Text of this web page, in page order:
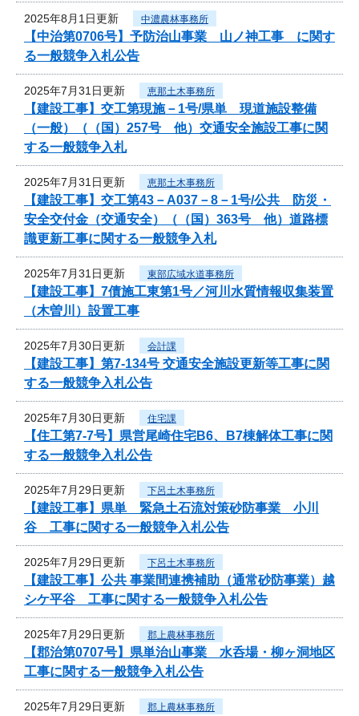
2025年8月1日更新 中濃農林事務所
【中治第0706号】予防治山事業 山ノ神工事 に関す
る一般競争入札公告
2025年7月31日更新 恵那土木事務所
【建設工事】交工第現施－1号/県単 現道施設整備
（一般）（（国）257号 他）交通安全施設工事に関
する一般競争入札
2025年7月31日更新 恵那土木事務所
【建設工事】交工第43－A037－8－1号/公共 防災・
安全交付金（交通安全）（（国）363号 他）道路標
識更新工事に関する一般競争入札
2025年7月31日更新 東部広域水道事務所
【建設工事】7債施工東第1号／河川水質情報収集装置
（木曽川）設置工事
2025年7月30日更新 会計課
【建設工事】第7-134号 交通安全施設更新等工事に関
する一般競争入札公告
2025年7月30日更新 住宅課
【住工第7-7号】県営尾崎住宅B6、B7棟解体工事に関
する一般競争入札公告
2025年7月29日更新 下呂土木事務所
【建設工事】県単 緊急土石流対策砂防事業 小川
谷 工事に関する一般競争入札公告
2025年7月29日更新 下呂土木事務所
【建設工事】公共 事業間連携補助（通常砂防事業）越
シケ平谷 工事に関する一般競争入札公告
2025年7月29日更新 郡上農林事務所
【郡治第0707号】県単治山事業 水呑場・柳ヶ洞地区
工事に関する一般競争入札公告
2025年7月29日更新 郡上農林事務所